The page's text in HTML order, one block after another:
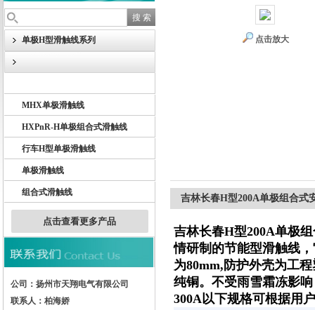
扬州市天翔电气有限公司
单极H型滑触线系列
BHD单极滑触线
MHX单极滑触线
HXPnR-H单极组合式滑触线
行车H型单极滑触线
单极滑触线
组合式滑触线
点击查看更多产品
公司：扬州市天翔电气有限公司
联系人：柏海娇
点击放大
吉林长春H型200A单极组合式
吉林长春H型200A单极
情研制的节能型滑触线
为80mm,防护外壳为工
纯铜。不受雨雪霜冻影
300A以下规格可根据用